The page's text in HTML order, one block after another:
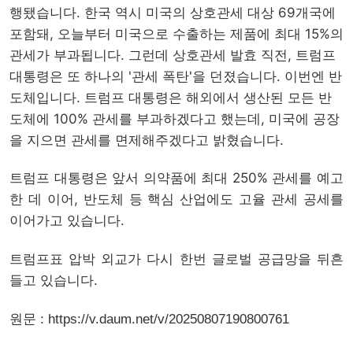
행됐습니다. 한국 역시 미국의 상호관세 대상 69개국에
포함돼, 오늘부터 미국으로 수출하는 제품에 최대 15%의
관세가 부과됩니다. 그런데 상호관세 발효 직전, 트럼프
대통령은 또 하나의 '관세 폭탄'을 던졌습니다. 이번엔 반
도체입니다. 트럼프 대통령은 해외에서 생산된 모든 반
도체에 100% 관세를 부과하겠다고 했는데, 미국에 공장
을 지으면 관세를 면제해주겠다고 밝혔습니다.
트럼프 대통령은 앞서 의약품에 최대 250% 관세를 예고
한 데 이어, 반도체 등 핵심 산업에도 고율 관세 공세를
이어가고 있습니다.
트럼프표 압박 외교가 다시 한번 글로벌 공급망을 뒤흔
들고 있습니다.
원문 : https://v.daum.net/v/20250807190800761